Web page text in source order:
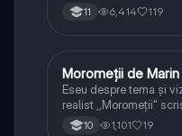
11 6,414 119
Limba și literatura
Moromeții de
Eseu despre tema și
realist ,,Moromeții"
10 1,101 19